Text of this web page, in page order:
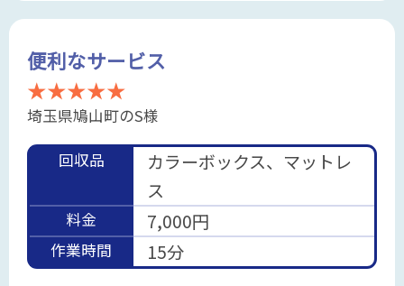
便利なサービス
★★★★★
埼玉県鳩山町のS様
回収品
カラーボックス、マットレ
ス
料金 7,000円
作業時間 15分